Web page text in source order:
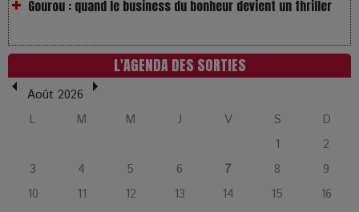
LOL 2.0 : aimer, grandir et se comprendre à l’ère des
L’Affaire Bojarski : entre faux billets et vraie tragédie
humaine
L’or blanc à la croisée des chemins : Rumilly interroge
l’avenir de la montagne française
L'AGENDA DES SORTIES
Août 2026
L
M M J V S
D
1
2
3
4 5 6 7 8
9
10
11 12 13 14 15
16